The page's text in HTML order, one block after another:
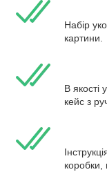
Набір
картини.
В якості
кейс з
коробки,